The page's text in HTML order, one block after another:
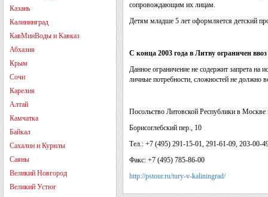
Казань
Калининград
КавМинВоды и Кавказ
Абхазия
Крым
Сочи
Карелия
Алтай
Камчатка
Байкал
Сахалин и Курилы
Саяны
Великий Новгород
Великий Устюг
сопровождающим их лицам.
Детям младше 5 лет оформляется детский
С конца 2003 года в Литву ограничен
Данное ограничение не содержит запрета на
личные потребности, сложностей не должно
Посольство Литовской Республики в Москве
Борисоглебский пер., 10
Тел.: +7 (495) 291-15-01, 291-61-09, 203-00-
Факс: +7 (495) 785-86-00
http://pstour.ru/tury-v-kaliningrad/